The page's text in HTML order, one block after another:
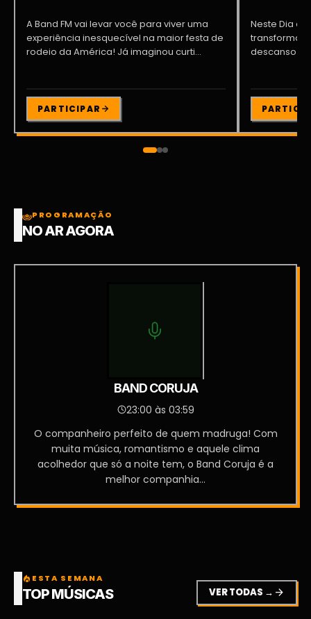
A Band FM vai levar você para viver uma
experiência inesquecível na maior festa de
rodeio da América! Já imaginou curti...
PARTICIPAR
Neste Dia
transformar
descanso
PROGRAMAÇÃO
NO AR AGORA
BAND CORUJA
23:00 às 03:59
O companheiro perfeito de quem madruga! Com
muita música, romantismo e aquele clima
acolhedor que só a noite tem, o Band Coruja é a
melhor companhia...
local_fire_department ESTA SEMANA
TOP MÚSICAS VER TODAS → arrow_forward